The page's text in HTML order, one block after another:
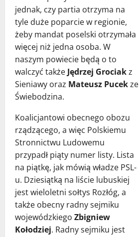
jednak, czy partia otrzyma na
tyle duże poparcie w regionie,
żeby mandat poselski otrzymała
więcej niż jedna osoba. W
naszym powiecie będą o to
walczyć także Jędrzej Grociakz
Sieniawy oraz Mateusz Pucekze
Świebodzina.
Koalicjantowi obecnego obozu
rządzącego, a więc Polskiemu
Stronnictwu Ludowemu
przypadł piąty numer listy. Lista
na piątkę, jak mówią władze PSL-
u. Dziesiątką na liście lubuskiej
jest wieloletni sołtys Rozłóg, a
także obecny radny sejmiku
wojewódzkiego Zbigniew
Kołodziej. Radny sejmiku jest